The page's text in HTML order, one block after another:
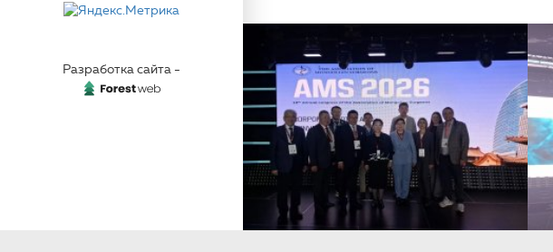
Разработка сайта -